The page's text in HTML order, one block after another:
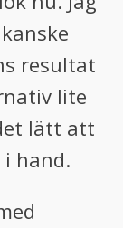
resultat
lite
lätt att
hand.